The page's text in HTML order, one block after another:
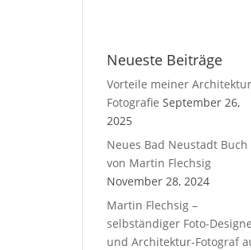
Neueste Beiträge
Vorteile meiner
Fotografie September 26,
2025
Neues Bad Neustadt Buch
von Martin Flechsig
November 28, 2024
Martin Flechsig –
selbständiger Foto-
und Architektur-Fotograf